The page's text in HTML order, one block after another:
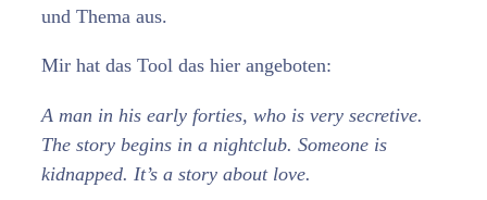
und Thema aus.
Mir hat das Tool das hier angeboten:
A man in his early forties, who is very secretive.
The story begins in a nightclub. Someone is
kidnapped. It’s a story about love.